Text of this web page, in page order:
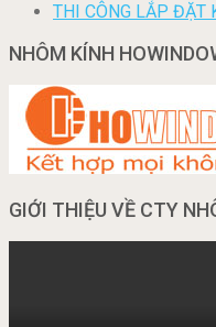
THI CÔNG LẮP ĐẶT
NHÔM KÍNH
GIỚI THIỆU VỀ CTY